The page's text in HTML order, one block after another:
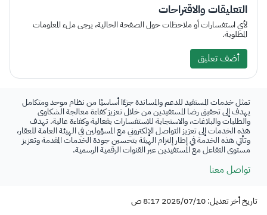
التعليقات والاقتراحات
لأي استفسارات أو ملاحظات حول الصفحة الحالية، يرجى ملء المعلومات
المطلوبة.
أضف تعليق
تمثل خدمات المستفيد للدعم والمساندة جزءًا أساسيًا من نظام موحد ومتكامل
يهدف إلى تحقيق رضا المستفيدين من خلال تعزيز كفاءة معالجة الشكاوى
والطلبات والبلاغات، والاستجابة للاستفسارات بفعالية وكفاءة عالية. تهدف
هذه الخدمات إلى تعزيز التواصل الإلكتروني مع المسؤولين في الهيئة العامة للعقار،
وتأتي هذه الخدمة في إطار إلتزام الهيئة بتحسين جودة الخدمات المقدمة وتعزيز
مستوى التفاعل مع المستفيدين عبر القنوات الرقمية الرسمية.
تواصل معنا
تاريخ أخر تعديل: 2025/07/10 8:17 ص